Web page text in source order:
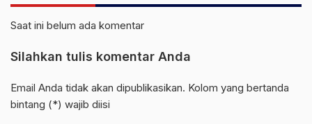
Saat ini belum ada komentar
Silahkan tulis komentar Anda
Email Anda tidak akan dipublikasikan. Kolom yang bertanda
bintang (*) wajib diisi